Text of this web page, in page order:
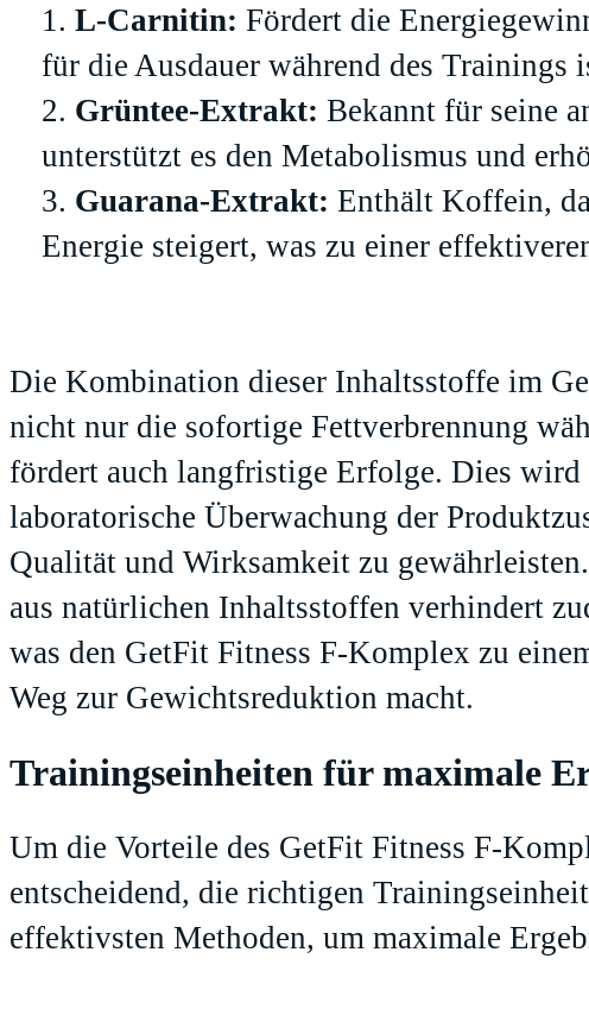
L-Carnitin: Fördert die
für die Ausdauer während des Trainings
Grüntee-Extrakt:Bekannt für seine
unterstützt es den Metabolismus und
Guarana-Extrakt: Enthält Koffein,
Energie steigert, was zu einer
Die Kombination dieser Inhaltsstoffe im
nicht nur die sofortige Fettverbrennung
fördert auch langfristige Erfolge. Dies wird
laboratorische Überwachung der
Qualität und Wirksamkeit zu
aus natürlichen Inhaltsstoffen verhindert
was den GetFit Fitness F-Komplex zu
Weg zur Gewichtsreduktion macht.
Trainingseinheiten für maximale
Um die Vorteile des GetFit Fitness F-
entscheidend, die richtigen
effektivsten Methoden, um maximale